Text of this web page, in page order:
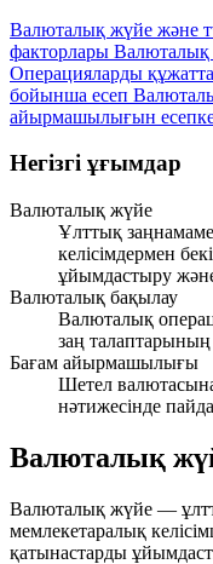
Валюталық жүйе және
факторлары Валюталық
Операцияларды
бойынша есеп
айырмашылығын
Негізгі ұғымдар
Валюталық жүйе
Ұлттық
келісімдермен
ұйымдастыру
Валюталық бақылау
Валюталық
заң
Бағам айырмашылығы
Шетел
нәтижесінде
Валюталық
Валюталық жүйе —
мемлекетаралық
қатынастарды